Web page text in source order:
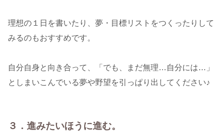
理想の１日を書いたり、夢・目標リストをつくったりして
みるのもおすすめです。
自分自身と向き合って、「でも、まだ無理…自分には…」
としまいこんでいる夢や野望を引っぱり出してください♪
３．進みたいほうに進む。